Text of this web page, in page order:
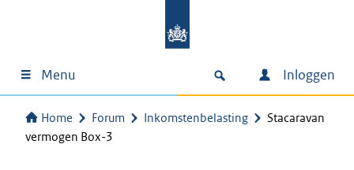
Menu Inloggen
Home Forum Inkomstenbelasting
Stacaravan
vermogen Box-3